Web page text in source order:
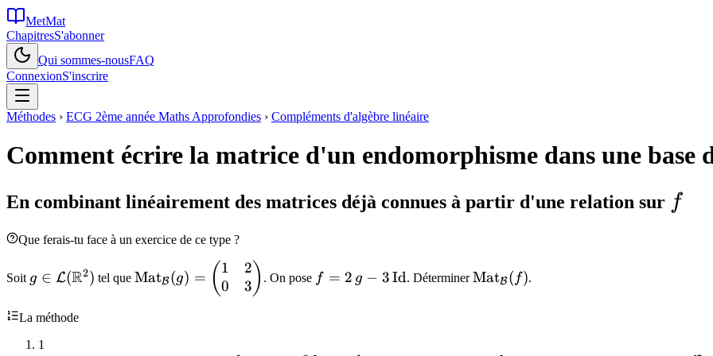
MetMat
ChapitresS'abonner
Qui sommes-nousFAQ
ConnexionS'inscrire
Méthodes › ECG 2ème année Maths Approfondies › Compléments d'algèbre linéaire
Comment écrire la matrice d'un endomorphisme dans une base
En combinant linéairement des matrices déjà connues à partir d'une relation sur ff
Que ferais-tu face à un exercice de ce type ?
Soit
g \in
\mathcal{L}
g ∈ L(R2) tel que
\mathrm{Mat}_{\mathcal{B}}
(g) = \begin{pmatrix} 1 & 2 \\
MatB(g) = ( 1
0
2
3 ) . On pose
f = 2\,g -
3\,\mathrm{Id}
f = 2 g − 3Id. Déterminer
\mathrm{Mat}_{\mathcal{B}}
(f)
MatB ( f).
La méthode
1